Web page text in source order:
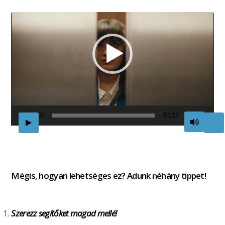
00:00 00:15
Mégis, hogyan lehetséges ez? Adunk néhány tippet!
Szerezz segítőket magad mellé!